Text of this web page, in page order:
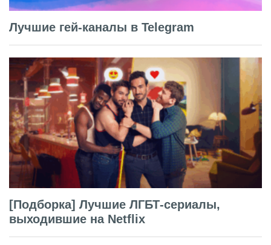
Лучшие гей-каналы в Telegram
[Подборка] Лучшие ЛГБТ-сериалы,
выходившие на Netflix